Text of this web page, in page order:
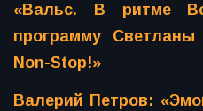
«Вальс. В ритме
программу Светланы
Non-Stop!»
Валерий Петров: